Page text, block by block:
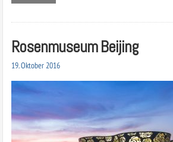
Rosenmuseum Beijing
19. Oktober 2016